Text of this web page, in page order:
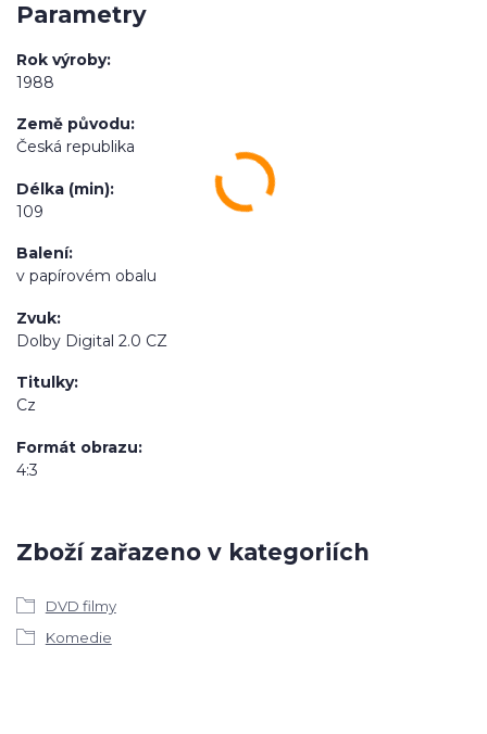
Parametry
Rok výroby
1988
Země původu
Česká republika
Délka (min)
109
Balení
v papírovém obalu
Zvuk
Dolby Digital 2.0 CZ
Titulky
Cz
Formát obrazu
4:3
Zboží zařazeno v kategoriích
DVD filmy
Komedie